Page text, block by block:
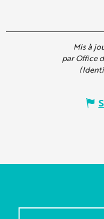
Mis à
par Office